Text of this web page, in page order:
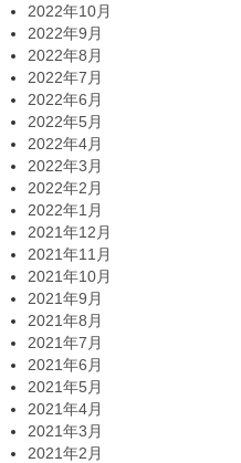
2022年10月
2022年9月
2022年8月
2022年7月
2022年6月
2022年5月
2022年4月
2022年3月
2022年2月
2022年1月
2021年12月
2021年11月
2021年10月
2021年9月
2021年8月
2021年7月
2021年6月
2021年5月
2021年4月
2021年3月
2021年2月